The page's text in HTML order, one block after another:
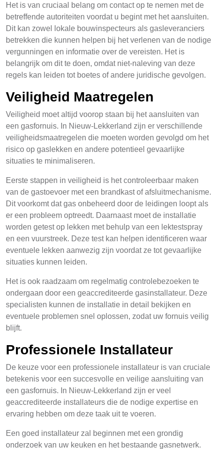
Het is van cruciaal belang om contact op te nemen met de
betreffende autoriteiten voordat u begint met het aansluiten.
Dit kan zowel lokale bouwinspecteurs als gasleveranciers
betrekken die kunnen helpen bij het verlenen van de nodige
vergunningen en informatie over de vereisten. Het is
belangrijk om dit te doen, omdat niet-naleving van deze
regels kan leiden tot boetes of andere juridische gevolgen.
Veiligheid Maatregelen
Veiligheid moet altijd voorop staan bij het aansluiten van
een gasfornuis. In Nieuw-Lekkerland zijn er verschillende
veiligheidsmaatregelen die moeten worden gevolgd om het
risico op gaslekken en andere potentieel gevaarlijke
situaties te minimaliseren.
Eerste stappen in veiligheid is het controleerbaar maken
van de gastoevoer met een brandkast of afsluitmechanisme.
Dit voorkomt dat gas onbeheerd door de leidingen loopt als
er een probleem optreedt. Daarnaast moet de installatie
worden getest op lekken met behulp van een lektestspray
en een vuurstreek. Deze test kan helpen identificeren waar
eventuele lekken aanwezig zijn voordat ze tot gevaarlijke
situaties kunnen leiden.
Het is ook raadzaam om regelmatig controlebezoeken te
ondergaan door een geaccrediteerde gasinstallateur. Deze
specialisten kunnen de installatie in detail bekijken en
eventuele problemen snel oplossen, zodat uw fornuis veilig
blijft.
Professionele Installateur
De keuze voor een professionele installateur is van cruciale
betekenis voor een succesvolle en veilige aansluiting van
een gasfornuis. In Nieuw-Lekkerland zijn er veel
geaccrediteerde installateurs die de nodige expertise en
ervaring hebben om deze taak uit te voeren.
Een goed installateur zal beginnen met een grondig
onderzoek van uw keuken en het bestaande gasnetwerk.